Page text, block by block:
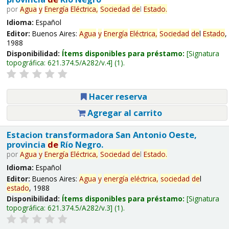
por Agua y Energía Eléctrica, Sociedad del Estado.
Idioma: Español
Editor: Buenos Aires: Agua y Energía Eléctrica, Sociedad del Estado,
1988
Disponibilidad: Ítems disponibles para préstamo: Signatura
topográfica: 621.374.5/A282/v.4 (1).
Hacer reserva
Agregar al carrito
Estacion transformadora San Antonio Oeste,
provincia deRío Negro.
por Agua y Energía Eléctrica, Sociedad del Estado.
Idioma: Español
Editor: Buenos Aires: Agua y energía eléctrica, sociedad del
estado, 1988
Disponibilidad: Ítems disponibles para préstamo: Signatura
topográfica: 621.374.5/A282/v.3 (1).